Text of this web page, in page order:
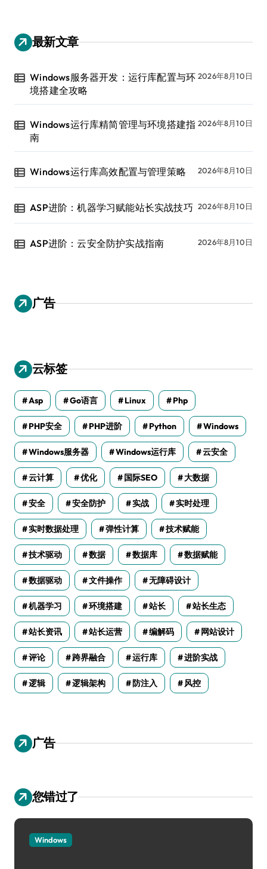
最新文章
Windows服务器开发：运行库配置与环
境搭建全攻略
2026年8月10日
Windows运行库精简管理与环境搭建指
南
2026年8月10日
Windows运行库高效配置与管理策略 2026年8月10日
ASP进阶：机器学习赋能站长实战技巧 2026年8月10日
ASP进阶：云安全防护实战指南 2026年8月10日
广告
云标签
Asp Go语言 Linux Php
PHP安全 PHP进阶 Python Windows
Windows服务器 Windows运行库 云安全
云计算 优化 国际SEO 大数据
安全 安全防护 实战 实时处理
实时数据处理 弹性计算 技术赋能
技术驱动 数据 数据库 数据赋能
数据驱动 文件操作 无障碍设计
机器学习 环境搭建 站长 站长生态
站长资讯 站长运营 编解码 网站设计
评论 跨界融合 运行库 进阶实战
逻辑 逻辑架构 防注入 风控
广告
您错过了
Windows